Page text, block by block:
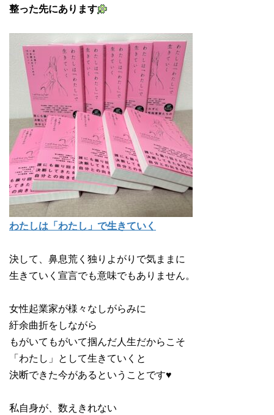
整った先にあります
わたしは「わたし」で生きていく
決して、鼻息荒く独りよがりで気ままに
生きていく宣言でも意味でもありません。
女性起業家が様々なしがらみに
紆余曲折をしながら
もがいてもがいて掴んだ人生だからこそ
「わたし」として生きていくと
決断できた今があるということです♥
私自身が、数えきれない